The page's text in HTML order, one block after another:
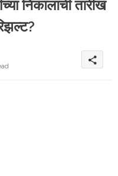
निकालाची तारीख
share